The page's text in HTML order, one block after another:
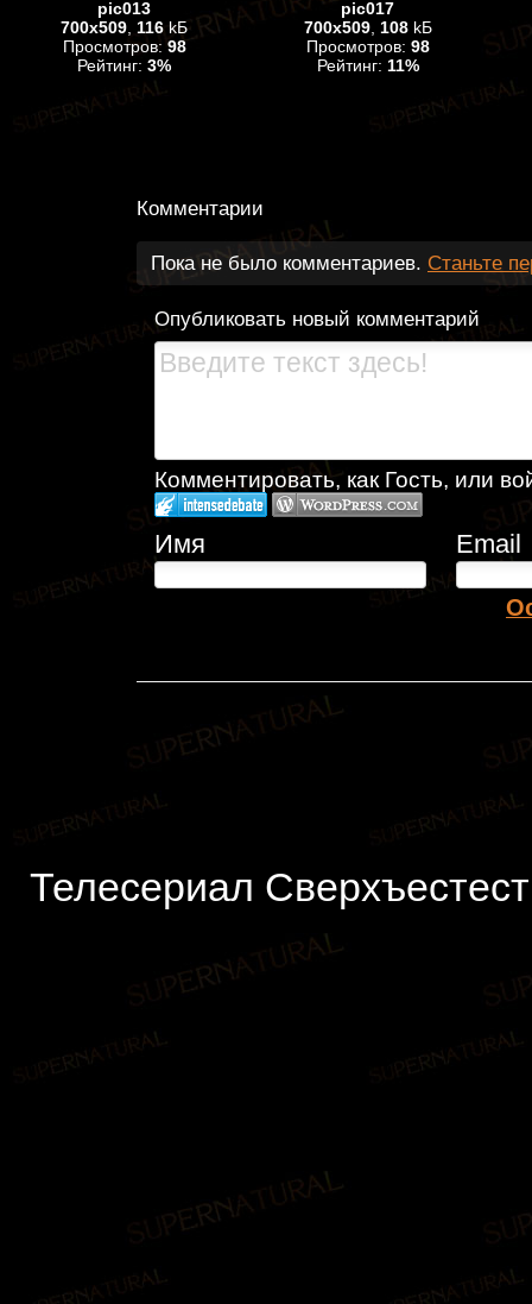
pic013
700x509 116 kБ
Просмотров: 98
Рейтинг:3%
pic017
700x509 108 kБ
Просмотров: 98
Рейтинг: 11%
Комментарии
Пока не было комментариев. Станьте
Опубликовать новый комментарий
Комментировать, как Гость, или
Имя Email
Телесериал